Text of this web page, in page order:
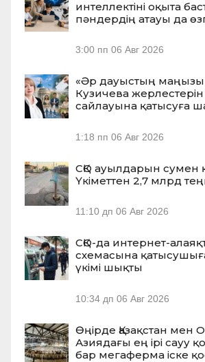
интеллектіні оқыта
пәндердің атауы да
3:00 пп 06 Авг 2026
«Әр дауыстың маңызы
Кузичева жерлестерін
сайлауына қатысуға
1:18 пп 06 Авг 2026
СҚО ауылдарын сумен
Үкіметтен 2,7 млрд
11:10 дп 06 Авг 2026
СҚО-да интернет-
схемасына
үкімі шықты
10:34 дп 06 Авг 2026
Өңірде Қазақстан мен
Азиядағы ең ірі сауу
бар мегаферма іске